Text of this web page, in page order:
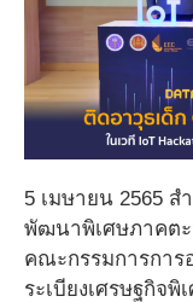
5 เมษายน 2565
พัฒนาพิเศษภาคต
คณะกรรมการการ
ระเบียงเศรษฐกิจ